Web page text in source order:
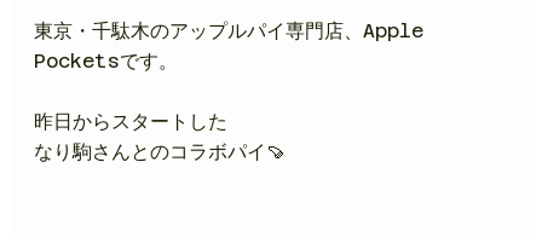
東京・千駄木のアップルパイ専門店、Apple
Pocketsです。
昨日からスタートした
なり駒さんとのコラボパイ🍠